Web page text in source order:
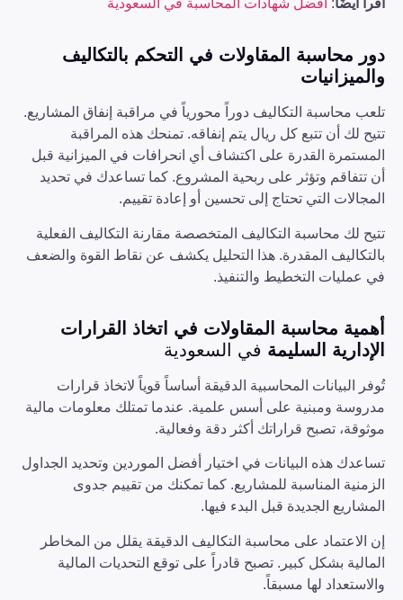
دور محاسبة المقاولات في التحكم بالتكاليف
والميزانيات
تلعب محاسبة التكاليف دوراً محورياً في مراقبة إنفاق المشاريع.
تتيح لك أن تتبع كل ريال يتم إنفاقه. تمنحك هذه المراقبة
المستمرة القدرة على اكتشاف أي انحرافات في الميزانية قبل
أن تتفاقم وتؤثر على ربحية المشروع. كما تساعدك في تحديد
المجالات التي تحتاج إلى تحسين أو إعادة تقييم.
تتيح لك محاسبة التكاليف المتخصصة مقارنة التكاليف الفعلية
بالتكاليف المقدرة. هذا التحليل يكشف عن نقاط القوة والضعف
في عمليات التخطيط والتنفيذ.
أهمية محاسبة المقاولات في اتخاذ القرارات
الإدارية السليمة في السعودية
تُوفر البيانات المحاسبية الدقيقة أساساً قوياً لاتخاذ قرارات
مدروسة ومبنية على أسس علمية. عندما تمتلك معلومات مالية
موثوقة، تصبح قراراتك أكثر دقة وفعالية.
تساعدك هذه البيانات في اختيار أفضل الموردين وتحديد الجداول
الزمنية المناسبة للمشاريع. كما تمكنك من تقييم جدوى
المشاريع الجديدة قبل البدء فيها.
إن الاعتماد على محاسبة التكاليف الدقيقة يقلل من المخاطر
المالية بشكل كبير. تصبح قادراً على توقع التحديات المالية
والاستعداد لها مسبقاً.